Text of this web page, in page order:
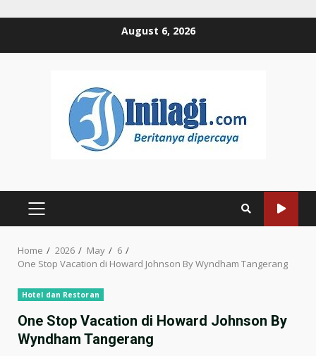
August 6, 2026
PRIMARY
Home 2026 May
6
One Stop Vacation di Howard Johnson By Wyndham Tangerang
Hotel dan Restoran
One Stop Vacation di Howard Johnson By
Wyndham Tangerang